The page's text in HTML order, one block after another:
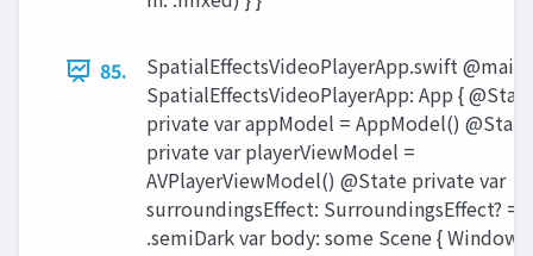
85.
SpatialEffectsVideoPlayerApp.swift
SpatialEffectsVideoPlayerApp: App {
private var appModel = AppModel() @State
private var playerViewModel =
AVPlayerViewModel() @State private var
surroundingsEffect: SurroundingsEffect? =
.semiDark var body: some Scene {